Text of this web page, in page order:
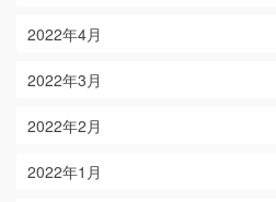
2022年4月
2022年3月
2022年2月
2022年1月